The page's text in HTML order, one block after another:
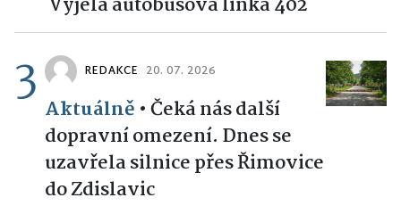
3 REDAKCE 20. 07. 2026
Aktuálně •Čeká nás další
dopravní omezení. Dnes se
uzavřela silnice přes Řimovice
do Zdislavic